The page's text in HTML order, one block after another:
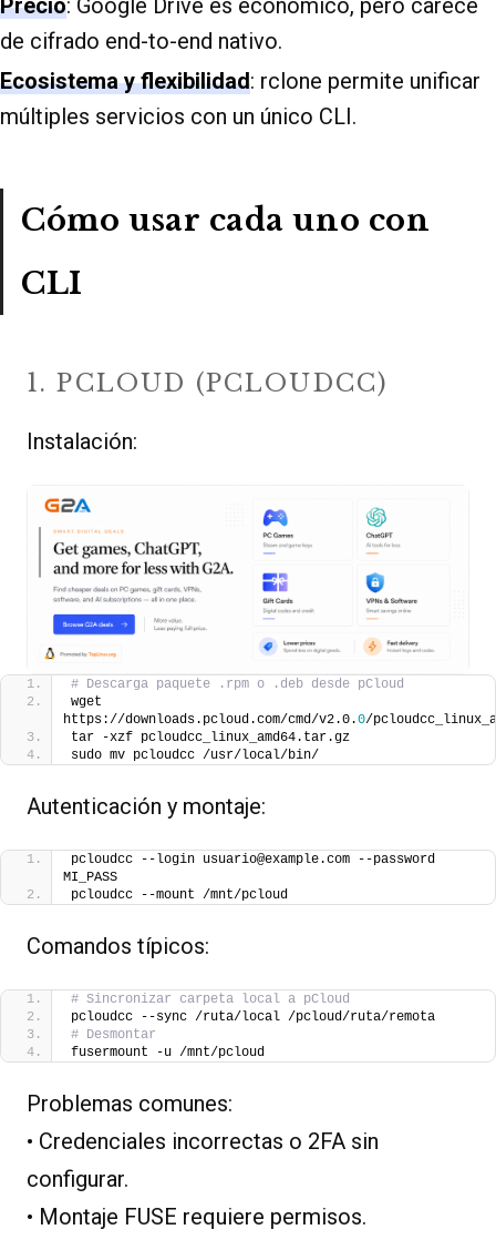
Precio: Google Drive es económico, pero carece
de cifrado end-to-end nativo.
Ecosistema y flexibilidad: rclone permite unificar
múltiples servicios con un único CLI.
Cómo usar cada uno con
CLI
1. PCLOUD (PCLOUDCC)
Instalación:
# Descarga paquete .rpm o .deb desde pCloud
wget
https://downloads.pcloud.com/cmd/v2.0.0/
tar -xzf pcloudcc_linux_amd64.tar.gz
sudo mv pcloudcc /usr/local/bin/
Autenticación y montaje:
pcloudcc --login usuario@example.com --password
MI_PASS
pcloudcc --mount /mnt/pcloud
Comandos típicos:
# Sincronizar carpeta local a pCloud
pcloudcc --sync /ruta/local /pcloud/ruta/remota
# Desmontar
fusermount -u /mnt/pcloud
Problemas comunes:
• Credenciales incorrectas o 2FA sin
configurar.
• Montaje FUSE requiere permisos.